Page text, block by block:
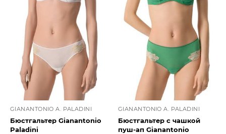
GIANANTONIO A. PALADINI
Бюстгальтер Gianantonio
Paladini
GIANANTONIO A. PALADINI
Бюстгальтер с чашкой
пуш-ап Gianantonio